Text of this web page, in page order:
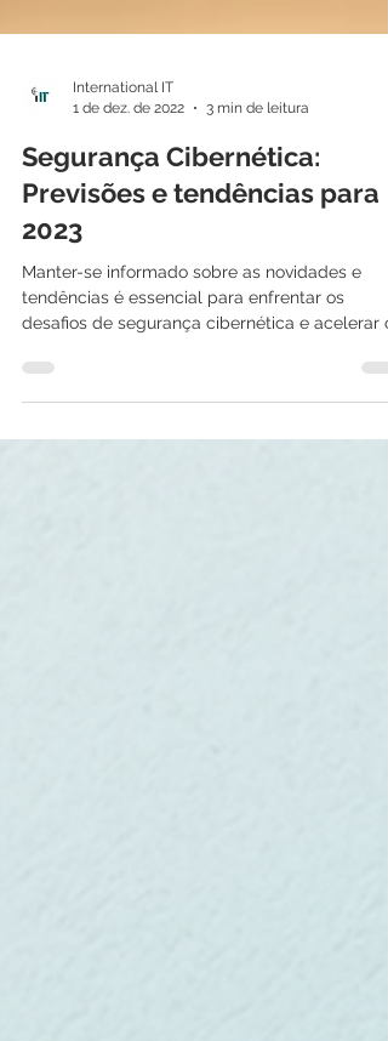
1 de dez. de 2022
3 min de leitura
Segurança Cibernética:
Previsões e tendências para
2023
Manter-se informado sobre as novidades e
desafios de segurança cibernética e acelerar